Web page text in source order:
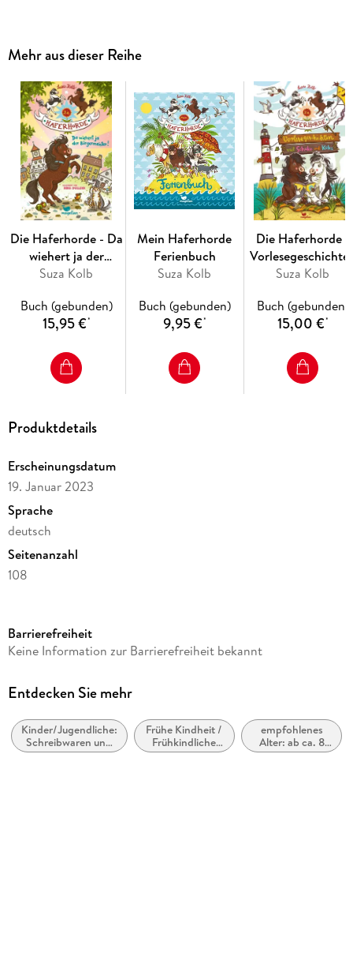
Mehr aus dieser Reihe
Die Haferhorde - Da
wiehert ja der
Bürgermeister! Band
Suza Kolb
Buch (gebunden)
15,95 €*
Mein Haferhorde
Ferienbuch
Suza Kolb
Buch (gebunden)
9,95 €*
Die Haferhorde -
mit Schoko und
Suza Kolb
Buch (gebunden)
15,00 €*
Produktdetails
Erscheinungsdatum
19. Januar 2023
Sprache
deutsch
Seitenanzahl
108
Reihe
Autor/Autorin
Illustrationen
Nina Dulleck
Barrierefreiheit
Keine Information zur Barrierefreiheit bekannt
Entdecken Sie mehr
Kinder/Jugendliche:
Schreibwaren und
Diverses
Frühe Kindheit /
Frühkindliche
Bildung
empfohlenes
Alter: ab ca. 8
Jahre